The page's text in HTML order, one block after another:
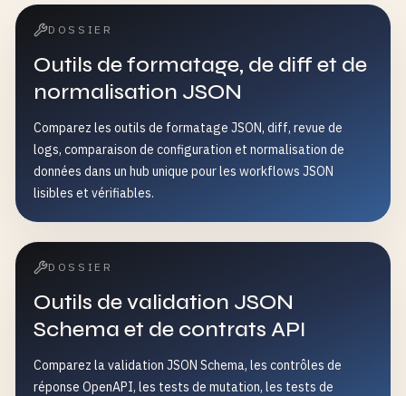
DOSSIER
Outils de formatage, de diff et de
normalisation JSON
Comparez les outils de formatage JSON, diff, revue de
logs, comparaison de configuration et normalisation de
données dans un hub unique pour les workflows JSON
lisibles et vérifiables.
DOSSIER
Outils de validation JSON
Schema et de contrats API
Comparez la validation JSON Schema, les contrôles de
réponse OpenAPI, les tests de mutation, les tests de